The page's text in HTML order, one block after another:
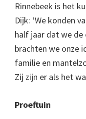
Rinnebeek is het
Dijk: ‘We konden
half jaar dat we de
brachten we onze
familie en
Zij zijn er als het
Proeftuin